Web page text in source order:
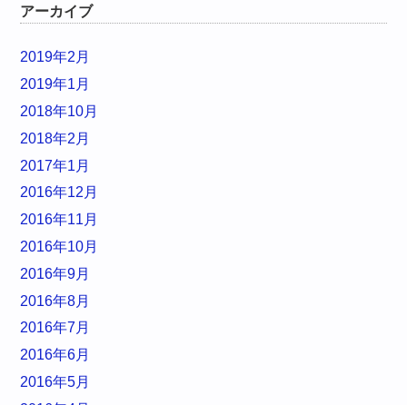
アーカイブ
2019年2月
2019年1月
2018年10月
2018年2月
2017年1月
2016年12月
2016年11月
2016年10月
2016年9月
2016年8月
2016年7月
2016年6月
2016年5月